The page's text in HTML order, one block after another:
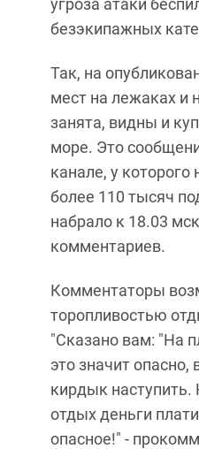
угроза атаки
безэкипажных
Так, на
мест на лежаках и
занята, видны и
море. Это
канале, у которого
более 110 тысяч
набрало к 18.03
комментариев.
Комментаторы
торопливостью
"Сказано вам: "На
это значит
кирдык
отдых деньги
опасное!" -